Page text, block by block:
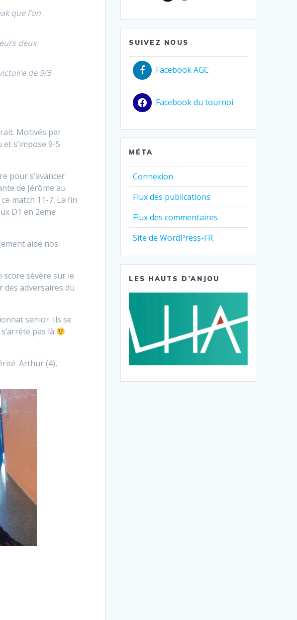
que l’on
deux
de 9/5
Motivés par
s’impose 9-5.
pour s’avancer
de Jérôme au
match 11-7. La fin
D1 en 2eme
aidé nos
score sévère sur le
adversaires du
senior. Ils se
pas là
Arthur (4),
SUIVEZ NOUS
Facebook AGC
Facebook du tournoi
MÉTA
Connexion
Flux des publications
Flux des commentaires
Site de WordPress-FR
LES HAUTS D’ANJOU